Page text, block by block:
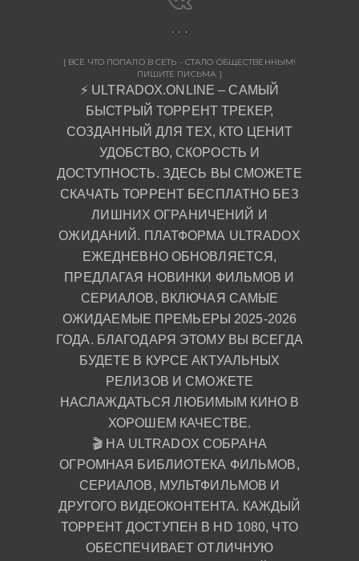
{ ВСЁ ЧТО ПОПАЛО В СЕТЬ - СТАЛО ОБЩЕСТВЕННЫМ!
ПИШИТЕ ПИСЬМА. }
⚡ ULTRADOX.ONLINE – САМЫЙ
БЫСТРЫЙ ТОРРЕНТ ТРЕКЕР,
СОЗДАННЫЙ ДЛЯ ТЕХ, КТО ЦЕНИТ
УДОБСТВО, СКОРОСТЬ И
ДОСТУПНОСТЬ. ЗДЕСЬ ВЫ СМОЖЕТЕ
СКАЧАТЬ ТОРРЕНТ БЕСПЛАТНО БЕЗ
ЛИШНИХ ОГРАНИЧЕНИЙ И
ОЖИДАНИЙ. ПЛАТФОРМА ULTRADOX
ЕЖЕДНЕВНО ОБНОВЛЯЕТСЯ,
ПРЕДЛАГАЯ НОВИНКИ ФИЛЬМОВ И
СЕРИАЛОВ, ВКЛЮЧАЯ САМЫЕ
ОЖИДАЕМЫЕ ПРЕМЬЕРЫ 2025-2026
ГОДА. БЛАГОДАРЯ ЭТОМУ ВЫ ВСЕГДА
БУДЕТЕ В КУРСЕ АКТУАЛЬНЫХ
РЕЛИЗОВ И СМОЖЕТЕ
НАСЛАЖДАТЬСЯ ЛЮБИМЫМ КИНО В
ХОРОШЕМ КАЧЕСТВЕ.
🎬 НА ULTRADOX СОБРАНА
ОГРОМНАЯ БИБЛИОТЕКА ФИЛЬМОВ,
СЕРИАЛОВ, МУЛЬТФИЛЬМОВ И
ДРУГОГО ВИДЕОКОНТЕНТА. КАЖДЫЙ
ТОРРЕНТ ДОСТУПЕН В HD 1080, ЧТО
ОБЕСПЕЧИВАЕТ ОТЛИЧНУЮ